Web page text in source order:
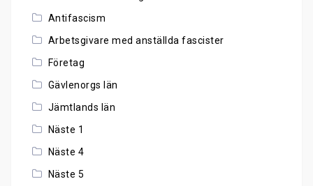
Antifascism
Arbetsgivare med anställda fascister
Företag
Gävlenorgs län
Jämtlands län
Näste 1
Näste 4
Näste 5